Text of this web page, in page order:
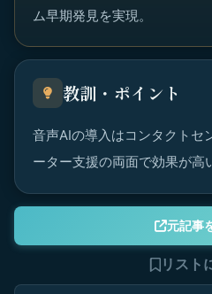
ム早期発見を実現。
教訓・ポイント
音声AIの導入はコンタクトセ
ーター支援の両面で効果が高
元記事
リスト